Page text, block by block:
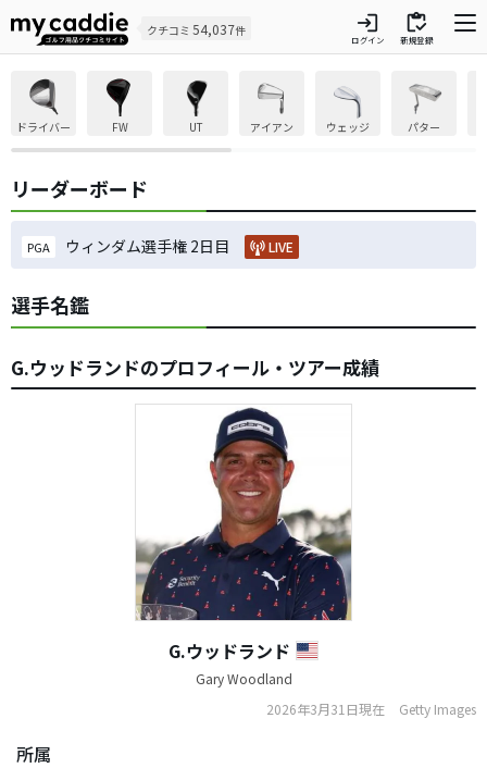
クチコミ 54,037件 login
ログイン
inventory
新規登録
ドライバー FW UT アイアン ウェッジ パター
リーダーボード
PGA ウィンダム選手権 2日目 LIVE
選手名鑑
G.ウッドランドのプロフィール・ツアー成績
G.ウッドランド
Gary Woodland
2026年3月31日現在
Getty Images
所属